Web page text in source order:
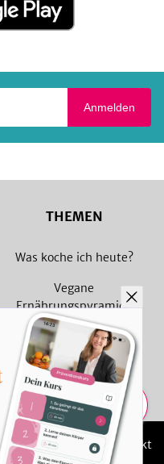
Teilen
Anmelden
THEMEN
Was koche ich heute?
Vegane
Ernährungspyramide
Vegane Rezepte
Vegetarische Rezepte
Impressum Kontakt